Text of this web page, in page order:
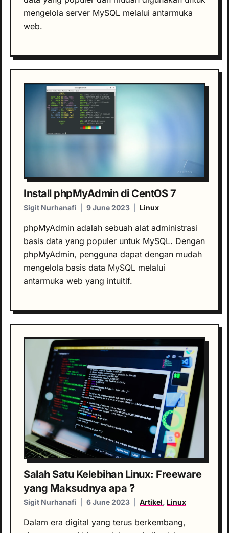
mengelola server MySQL melalui antarmuka
web.
Install phpMyAdmin di CentOS 7
Sigit Nurhanafi 9 June 2023 Linux
phpMyAdmin adalah sebuah alat administrasi
basis data yang populer untuk MySQL. Dengan
phpMyAdmin, pengguna dapat dengan mudah
mengelola basis data MySQL melalui
antarmuka web yang intuitif.
Salah Satu Kelebihan Linux: Freeware
yang Maksudnya apa ?
Sigit Nurhanafi 6 June 2023 Artikel, Linux
Dalam era digital yang terus berkembang,